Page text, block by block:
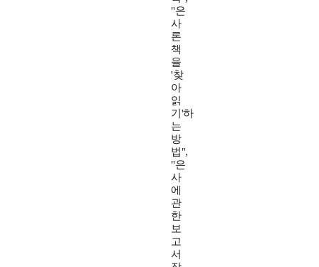
"은
사
론
책
을
'찾
아
읽
기'하
는
방
법",
"은
사
에
관
한
보
고
서